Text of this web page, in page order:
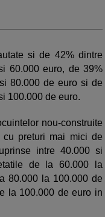
si de 42% dintre
60.000 euro, de 39%
80.000 de euro si de
100.000 de euro.
nou-construite
cu preturi mai mici de
intre 40.000 si
de la 60.000 la
80.000 la 100.000 de
la 100.000 de euro in